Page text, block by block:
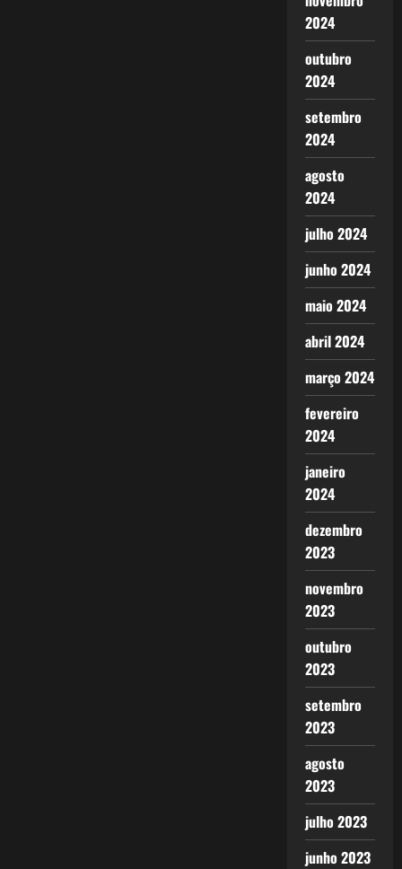
2024
outubro
2024
setembro
2024
agosto
2024
julho 2024
junho 2024
maio 2024
abril 2024
março 2024
fevereiro
2024
janeiro
2024
dezembro
2023
novembro
2023
outubro
2023
setembro
2023
agosto
2023
julho 2023
junho 2023